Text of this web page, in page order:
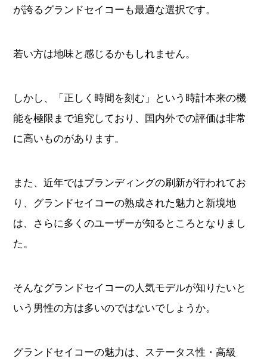
新着記事
腕時計入門ガイド
腕時計メンテナンス大全
監修者一覧
動画コンテンツ
おすすめコンテンツをGINZA RASINスタッフがご紹介
SNS
が誇るグランドセイコーも最適な選択です。
若い方は地味と感じるかもしれません。
しかし、「正しく時間を刻む」という時計本来の機
能を極限まで追究しており、国内外での評価は非常
に高いものがあります。
また、近年ではブランディングの刷新が行われてお
り、グランドセイコーの熟成された魅力と新境地
は、さらに多くのユーザーが知るところとなりまし
た。
そんなグランドセイコーの人気モデルが知りたいと
いう男性の方は多いのではないでしょうか。
グランドセイコーの魅力は、ステータス性・高級